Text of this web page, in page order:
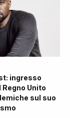
ingresso
Unito
sul suo